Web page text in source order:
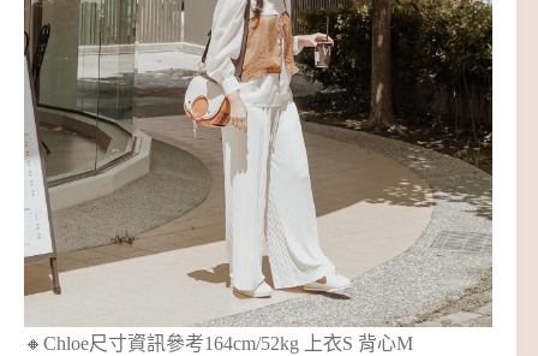
🔸Chloe尺寸資訊參考164cm/52kg 上衣S 背心M